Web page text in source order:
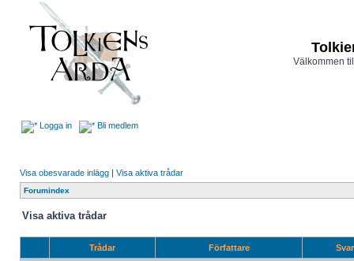
Välkommen
Logga in Bli medlem
Visa obesvarade inlägg | Visa aktiva trådar
Forumindex
Visa aktiva trådar
Trådar Författare